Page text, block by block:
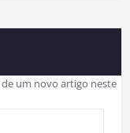
um novo artigo neste